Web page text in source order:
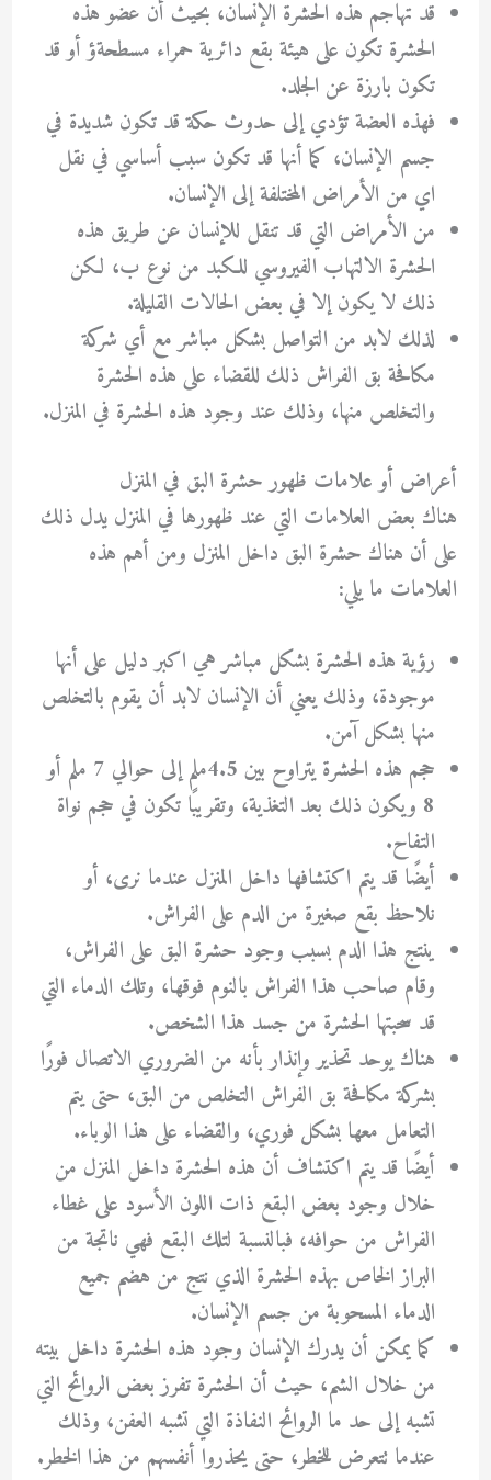
قد تهاجم هذه الحشرة الإنسان، بحيث أن عضو هذه
الحشرة تكون على هيئة بقع دائرية حمراء مسطحةؤ أو قد
تكون بارزة عن الجلد.
فهذه العضة تؤدي إلى حدوث حكة قد تكون شديدة في
جسم الإنسان، كما أنها قد تكون سبب أساسي في نقل
اي من الأمراض المختلفة إلى الإنسان.
من الأمراض التي قد تنقل للإنسان عن طريق هذه
الحشرة الالتهاب الفيروسي للكبد من نوع ب، لكن
ذلك لا يكون إلا في بعض الحالات القليلة.
لذلك لابد من التواصل بشكل مباشر مع أي شركة
مكافحة بق الفراش ذلك للقضاء على هذه الحشرة
والتخلص منها، وذلك عند وجود هذه الحشرة في المنزل.
أعراض أو علامات ظهور حشرة البق في المنزل
هناك بعض العلامات التي عند ظهورها في المنزل يدل ذلك
على أن هناك حشرة البق داخل المنزل ومن أهم هذه
العلامات ما يلي:
رؤية هذه الحشرة بشكل مباشر هي اكبر دليل على أنها
موجودة، وذلك يعني أن الإنسان لابد أن يقوم بالتخلص
منها بشكل آمن.
حجم هذه الحشرة يتراوح بين 4.5ملم إلى حوالي 7 ملم أو
8 ويكون ذلك بعد التغذية، وتقريبًا تكون في حجم نواة
التفاح.
أيضًا قد يتم اكتشافها داخل المنزل عندما نرى، أو
نلاحظ بقع صغيرة من الدم على الفراش.
ينتج هذا الدم بسبب وجود حشرة البق على الفراش،
وقام صاحب هذا الفراش بالنوم فوقها، وتلك الدماء التي
قد سحبتها الحشرة من جسد هذا الشخص.
هناك يوحد تحذير وإنذار بأنه من الضروري الاتصال فورًا
بشركة مكافحة بق الفراش التخلص من البق، حتى يتم
التعامل معها بشكل فوري، والقضاء على هذا الوباء.
أيضًا قد يتم اكتشاف أن هذه الحشرة داخل المنزل من
خلال وجود بعض البقع ذات اللون الأسود على غطاء
الفراش من حوافه، فبالنسبة لتلك البقع فهي ناتجة من
البراز الخاص بهذه الحشرة الذي نتج من هضم جميع
الدماء المسحوبة من جسم الإنسان.
كما يمكن أن يدرك الإنسان وجود هذه الحشرة داخل بيته
من خلال الشم، حيث أن الحشرة تفرز بعض الروائح التي
تشبه إلى حد ما الروائح النفاذة التي تشبه العفن، وذلك
عندما تتعرض للخطر، حتى يحذروا أنفسهم من هذا الخطر.